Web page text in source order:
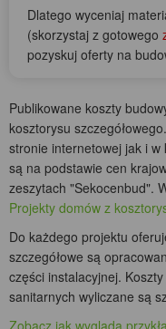
Dlatego wyceniaj
(skorzystaj z gotowego
pozyskuj oferty na
Publikowane koszty
kosztorysu
stronie internetowej jak i w
są na podstawie cen
zeszytach "Sekocenbud".
Projekty domów z
Do każdego projektu
szczegółowe są
części instalacyjnej.
sanitarnych wyliczane są
Zobacz jak wygląda